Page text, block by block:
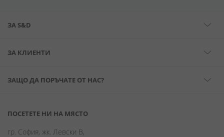
ЗА S&D
ЗА КЛИЕНТИ
ЗАЩО ДА ПОРЪЧАТЕ ОТ НАС?
ПОСЕТЕТЕ НИ НА МЯСТО
гр. София, жк. Левски В,